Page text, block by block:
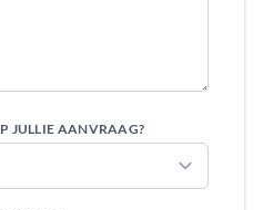
JULLIE AANVRAAG?